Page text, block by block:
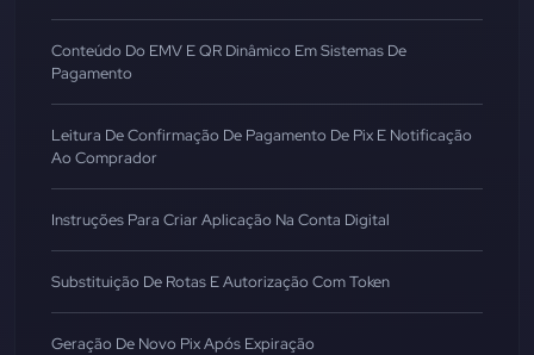
Conteúdo Do EMV E QR Dinâmico Em Sistemas De
Pagamento
Leitura De Confirmação De Pagamento De Pix E Notificação
Ao Comprador
Instruções Para Criar Aplicação Na Conta Digital
Substituição De Rotas E Autorização Com Token
Geração De Novo Pix Após Expiração